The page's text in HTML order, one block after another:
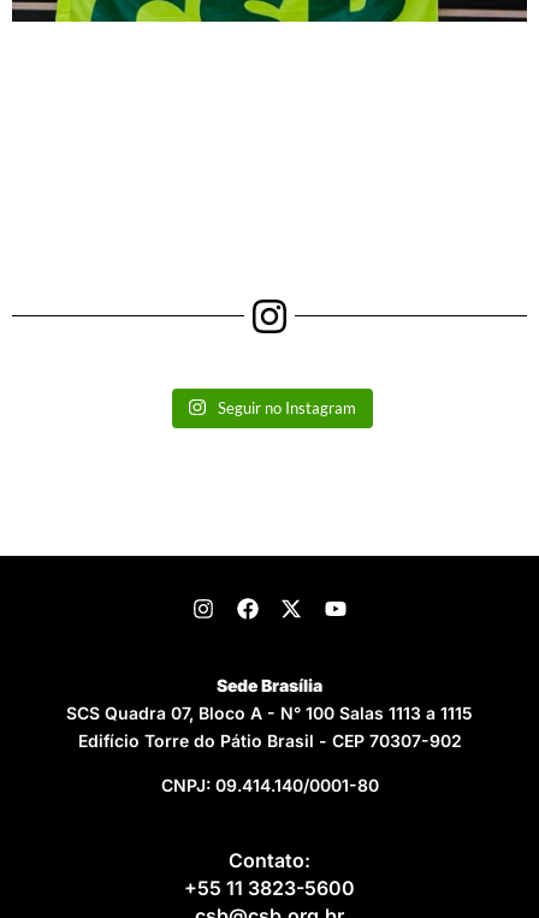
Seguir no Instagram
Sede Brasília
SCS Quadra 07, Bloco A - N° 100 Salas 1113 a 1115
Edifício Torre do Pátio Brasil - CEP 70307-902
CNPJ: 09.414.140/0001-80
Contato:
+55 11 3823-5600